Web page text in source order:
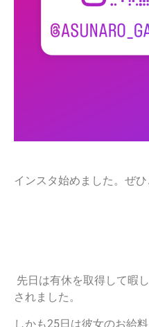
インスタ始めました。ぜひ
先日は有休を取得して暇
されました。
しかも25日は彼女のお給